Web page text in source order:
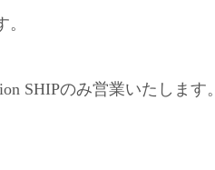
SHIPのみ営業いたします。